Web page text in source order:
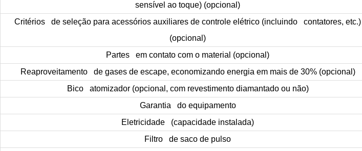
sensível ao toque) (opcional)
Critérios de seleção para acessórios auxiliares de controle elétrico (incluindo contatores, etc.)
(opcional)
Partes em contato com o material (opcional)
Reaproveitamento de gases de escape, economizando energia em mais de 30% (opcional)
Bico atomizador (opcional, com revestimento diamantado ou não)
Garantia do equipamento
Eletricidade (capacidade instalada)
Filtro de saco de pulso